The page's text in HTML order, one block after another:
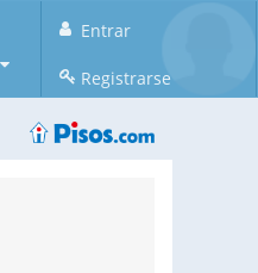
Entrar
Registrarse